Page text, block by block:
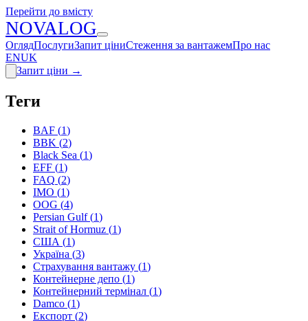
Перейти до вмісту
NOVALOG
ОглядПослугиЗапит ціниСтеження за вантажемПро нас
ENUK
Запит ціни →
Теги
BAF (1)
BBK (2)
Black Sea (1)
EFF (1)
FAQ (2)
IMO (1)
OOG (4)
Persian Gulf(1)
Strait of Hormuz (1)
США (1)
Україна (3)
Страхування вантажу (1)
Контейнерне депо (1)
Контейнерний термінал (1)
Damco (1)
Експорт (2)